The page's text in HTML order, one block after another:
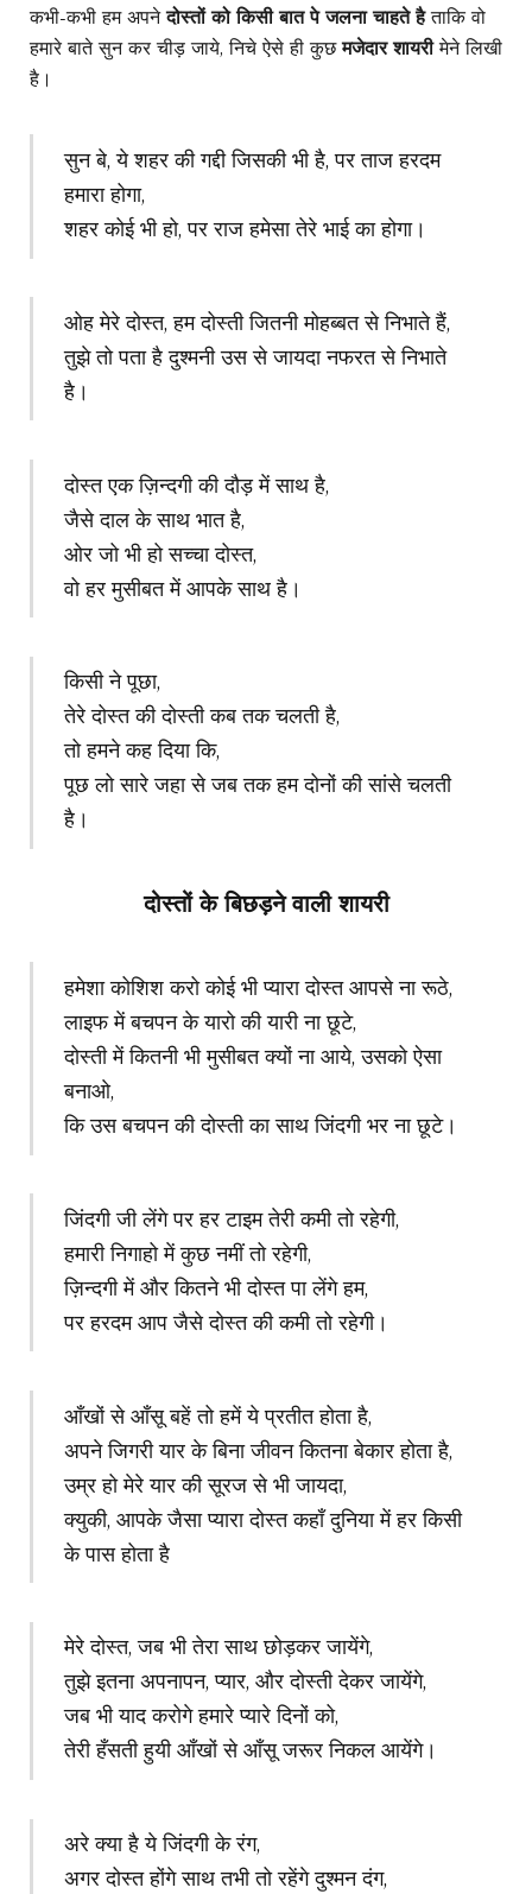
कभी-कभी हम अपनेदोस्तों को किसी बात पे जलना चाहते हैताकि वो
हमारे बाते सुन कर चीड़ जाये, निचे ऐसे ही कुछमजेदार शायरीमेने लिखी
है।
सुन बे, ये शहर की गद्दी जिसकी भी है, पर ताज हरदम
हमारा होगा,
शहर कोई भी हो, पर राज हमेसा तेरे भाई का होगा।
ओह मेरे दोस्त, हम दोस्ती जितनी मोहब्बत से निभाते हैं,
तुझे तो पता है दुश्मनी उस से जायदा नफरत से निभाते
है।
दोस्त एक ज़िन्दगी की दौड़ में साथ है,
जैसे दाल के साथ भात है,
ओर जो भी हो सच्चा दोस्त,
वो हर मुसीबत में आपके साथ है।
किसी ने पूछा,
तेरे दोस्त की दोस्ती कब तक चलती है,
तो हमने कह दिया कि,
पूछ लो सारे जहा से जब तक हम दोनों की सांसे चलती
है।
दोस्तों के बिछड़ने वाली शायरी
हमेशा कोशिश करो कोई भी प्यारा दोस्त आपसे ना रूठे,
लाइफ में बचपन के यारो की यारी ना छूटे,
दोस्ती में कितनी भी मुसीबत क्यों ना आये, उसको ऐसा
बनाओ,
कि उस बचपन की दोस्ती का साथ जिंदगी भर ना छूटे।
जिंदगी जी लेंगे पर हर टाइम तेरी कमी तो रहेगी,
हमारी निगाहो में कुछ नमीं तो रहेगी,
ज़िन्दगी में और कितने भी दोस्त पा लेंगे हम,
पर हरदम आप जैसे दोस्त की कमी तो रहेगी।
आँखों से आँसू बहें तो हमें ये प्रतीत होता है,
अपने जिगरी यार के बिना जीवन कितना बेकार होता है,
उम्र हो मेरे यार की सूरज से भी जायदा,
क्युकी, आपके जैसा प्यारा दोस्त कहाँ दुनिया में हर किसी
के पास होता है
मेरे दोस्त, जब भी तेरा साथ छोड़कर जायेंगे,
तुझे इतना अपनापन, प्यार, और दोस्ती देकर जायेंगे,
जब भी याद करोगे हमारे प्यारे दिनों को,
तेरी हँसती हुयी आँखों से आँसू जरूर निकल आयेंगे।
अरे क्या है ये जिंदगी के रंग,
अगर दोस्त होंगे साथ तभी तो रहेंगे दुश्मन दंग,